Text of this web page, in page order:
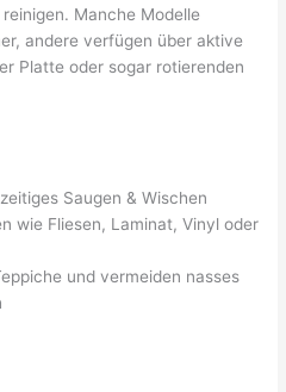
Manche Modelle
andere verfügen über aktive
Platte oder sogar rotierenden
Saugen & Wischen
wie Fliesen, Laminat, Vinyl oder
und vermeiden nasses